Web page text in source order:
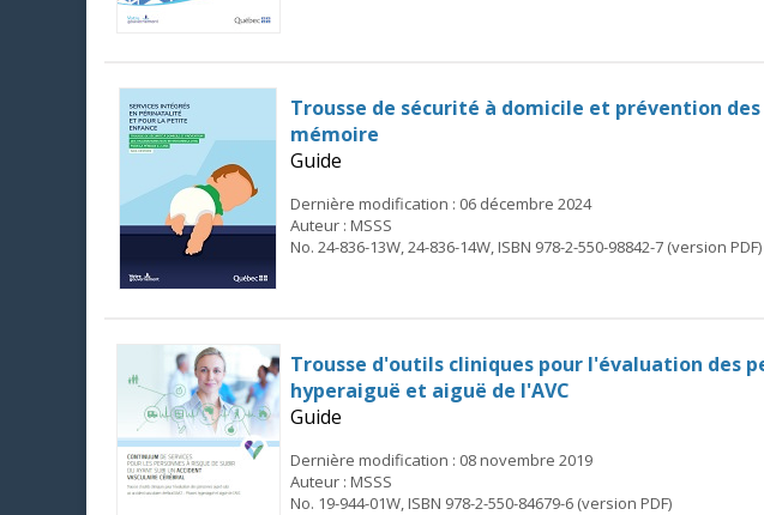
Trousse de sécurité à domicile et prévention
mémoire
Guide
Dernière modification : 06 décembre 2024
Auteur : MSSS
No. 24-836-13W, 24-836-14W, ISBN 978-2-550-98842-7 (version PDF)
Trousse d'outils cliniques pour l'évaluation des
hyperaiguë et aiguë de l'AVC
Guide
Dernière modification : 08 novembre 2019
Auteur : MSSS
No. 19-944-01W, ISBN 978-2-550-84679-6 (version PDF)